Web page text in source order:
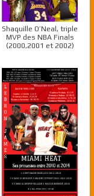
Shaquille O’Neal, triple
MVP des NBA Finals
(2000,2001 et 2002)